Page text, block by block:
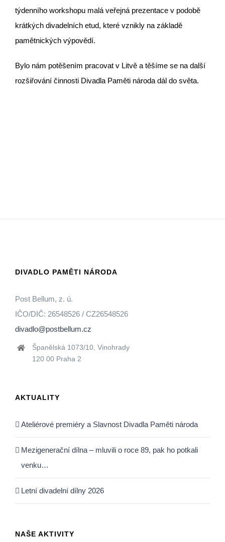
týdenního workshopu malá veřejná prezentace v podobě
krátkých divadelních etud, které vznikly na základě
pamětnických výpovědí.
Bylo nám potěšením pracovat v Litvě a těšíme se na další
rozšiřování činnosti Divadla Paměti národa dál do světa.
DIVADLO PAMĚTI NÁRODA
Post Bellum, z. ú.
IČO/DIČ: 26548526 / CZ26548526
divadlo@postbellum.cz
Španělská 1073/10, Vinohrady
120 00 Praha 2
AKTUALITY
Ateliérové premiéry a Slavnost Divadla Paměti národa
Mezigenerační dílna – mluvili o roce 89, pak ho potkali
venku…
Letní divadelní dílny 2026
NAŠE AKTIVITY